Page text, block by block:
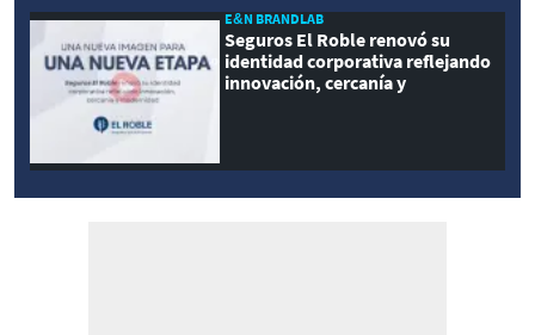
E&N BRANDLAB
Seguros El Roble renovó su
identidad corporativa reflejando
innovación, cercanía y